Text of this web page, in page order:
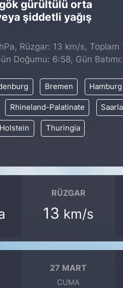
gürültülü orta
şiddetli yağış
Rüzgar: 13 km/s,
Doğumu: 6:58, Gün
Bremen Hamburg
Rhineland-Palatinate
Thuringia
RÜZGAR
13 km/s
27 MART
CUMA